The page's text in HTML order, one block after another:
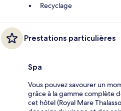
Recyclage
Prestations particulières
Spa
Vous pouvez savourer un
grâce à la gamme complète
cet hôtel (Royal Mare